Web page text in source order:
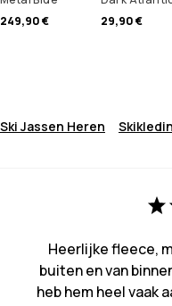
249,90 €
29,90 €
Ski Jassen Heren
Heerlijke fleece,
buiten en van
heb hem heel vaak